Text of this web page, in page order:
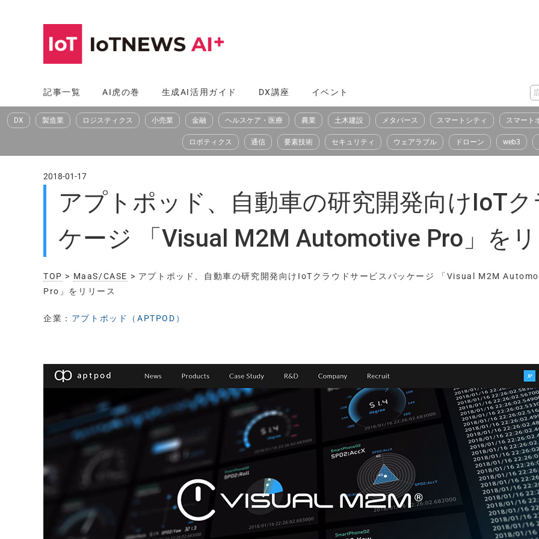
へ
ス
記事一覧 AI虎の巻 生成AI活用ガイド DX講座 イベント
DX 製造業 ロジスティクス 小売業 金融 ヘルスケア・医療 農業 土木建設 メタバース スマートシティ スマート
ロボティクス 通信 要素技術 セキュリティ ウェアラブル ドローン web3
2018-01-17
アプトポッド、自動車の研究開発向けIoT
ケージ 「Visual M2M Automotive Pro」を
TOP > MaaS/CASE > アプトポッド、自動車の研究開発向けIoTクラウドサービスパッケージ 「Visual M2M
Pro」をリリース
企業： アプトポッド（APTPOD）